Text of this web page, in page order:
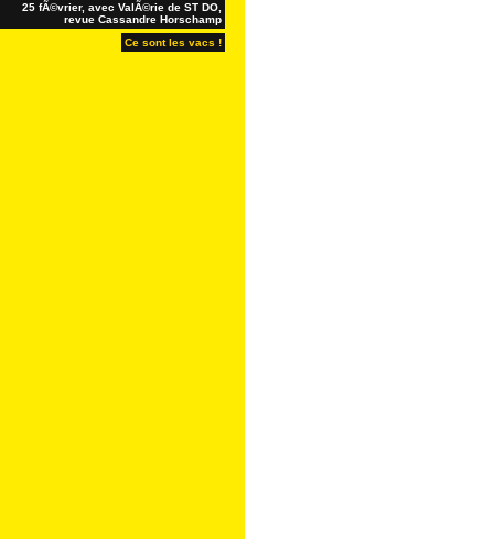
25 fÃ©vrier, avec ValÃ©rie de ST DO,
revue Cassandre Horschamp
Ce sont les vacs !